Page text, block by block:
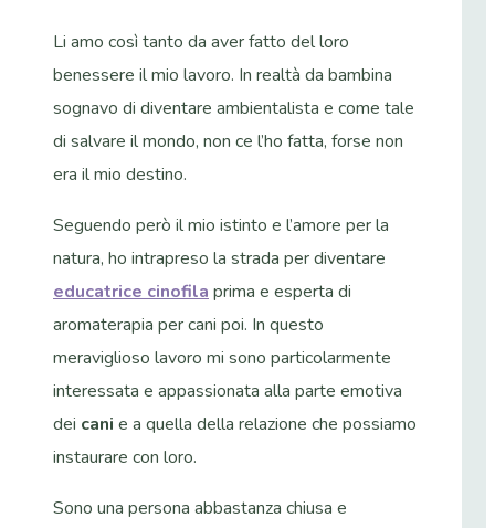
Li amo così tanto da aver fatto del loro
benessere il mio lavoro. In realtà da bambina
sognavo di diventare ambientalista e come tale
di salvare il mondo, non ce l’ho fatta, forse non
era il mio destino.
Seguendo però il mio istinto e l’amore per la
natura, ho intrapreso la strada per diventare
educatrice cinofila prima e esperta di
aromaterapia per cani poi. In questo
meraviglioso lavoro mi sono particolarmente
interessata e appassionata alla parte emotiva
dei cani e a quella della relazione che possiamo
instaurare con loro.
Sono una persona abbastanza chiusa e